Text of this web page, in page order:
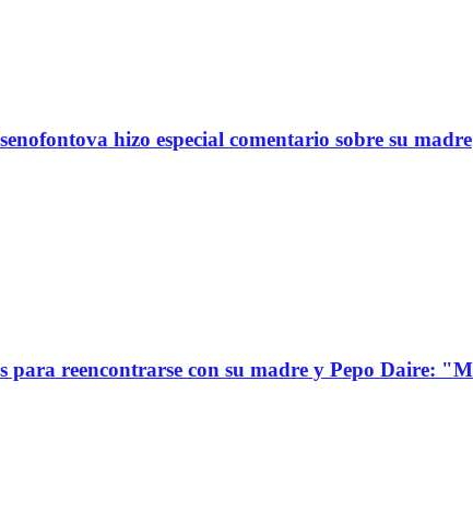
hizo especial comentario sobre su madre
reencontrarse con su madre y Pepo Daire: